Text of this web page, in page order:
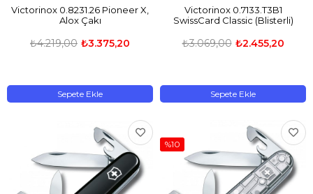
Victorinox 0.8231.26 Pioneer X,
Alox Çakı
₺3.375,20
₺4.219,00
Sepete Ekle
Victorinox 0.7133.T3B1
SwissCard Classic (Blisterli)
₺2.455,20
₺3.069,00
Sepete Ekle
%10